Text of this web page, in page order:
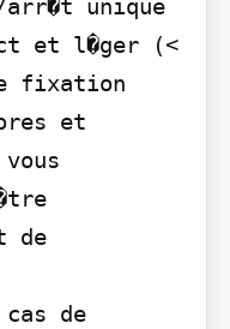
arr�t unique
et l�ger (<
fixation
et
de
de